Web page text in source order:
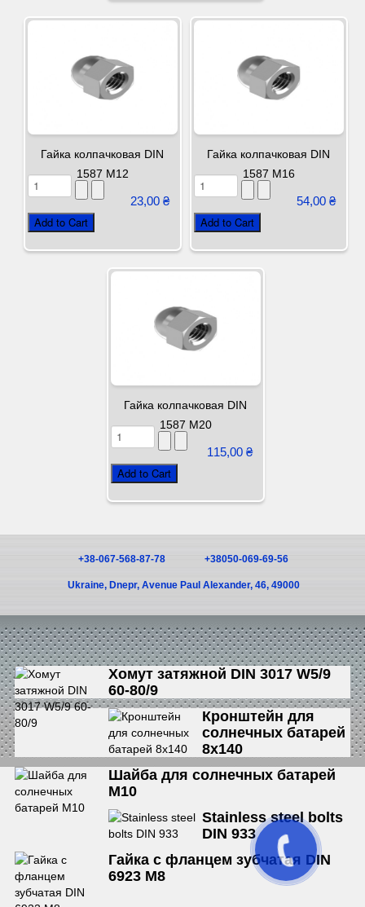
Гайка колпачковая DIN
1587 М12
23,00 ₴
Гайка колпачковая DIN
1587 М16
54,00 ₴
Гайка колпачковая DIN
1587 М20
115,00 ₴
+38-067-568-87-78 +38050-069-69-56
Ukraine, Dnepr, Avenue Paul Alexander, 46, 49000
Хомут затяжной DIN 3017 W5/9
60-80/9
Кронштейн для
солнечных батарей
8х140
Шайба для солнечных батарей
М10
Stainless steel bolts
DIN 933
Гайка с фланцем зубчатая DIN
6923 М8